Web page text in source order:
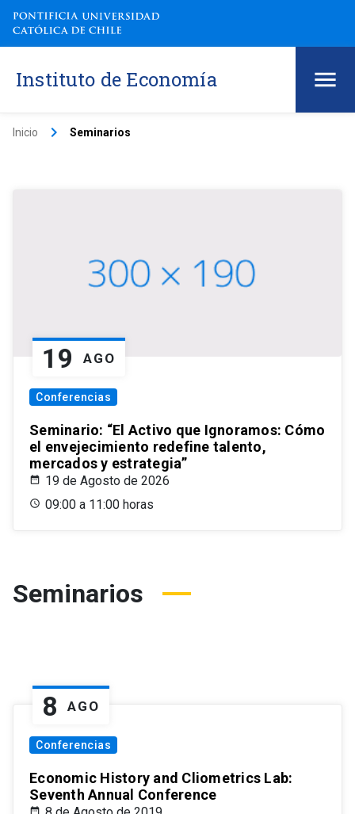
Instituto de Economía
Inicio keyboard_arrow_right Seminarios
19 AGO
Conferencias
Seminario: “El Activo que Ignoramos: Cómo
el envejecimiento redefine talento,
mercados y estrategia”
19 de Agosto de 2026
09:00 a 11:00 horas
Seminarios
8 AGO
Conferencias
Economic History and Cliometrics Lab:
Seventh Annual Conference